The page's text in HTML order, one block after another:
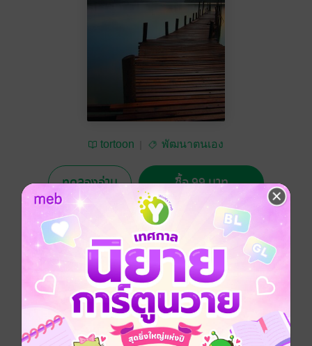
tortoon พัฒนาตนเอง
ทดลองอ่าน ซื้อ 99 บาท
No Rating
ซื้อเป็นของขวัญ ติดตาม
Unlocking Bliss: 50 Quotes for Inner Peace and